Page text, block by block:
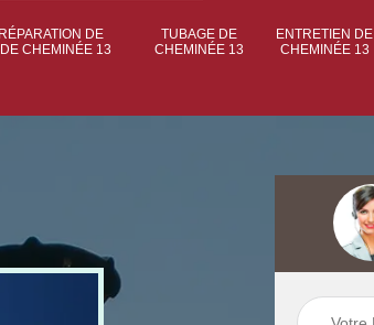
DE
CHEMINÉE 13
TUBAGE DE
CHEMINÉE 13
ENTRETIEN DE
CHEMINÉE 13